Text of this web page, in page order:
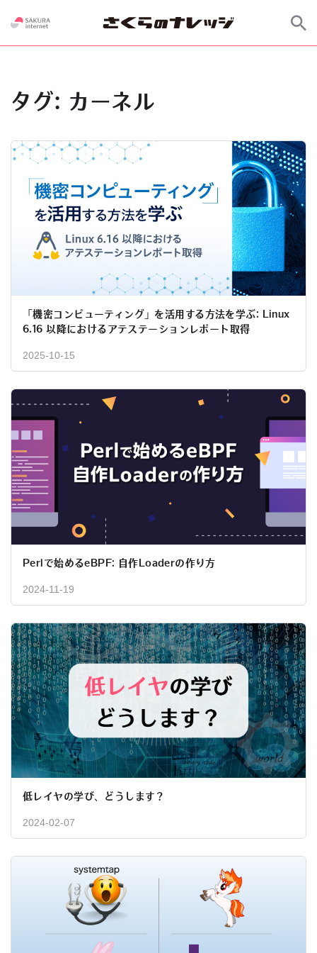
タグ: カーネル
「機密コンピューティング」を活用する方法を学ぶ: Linux
6.16 以降におけるアテステーションレポート取得
2025-10-15
Perlで始めるeBPF: 自作Loaderの作り方
2024-11-19
低レイヤの学び、どうします？
2024-02-07